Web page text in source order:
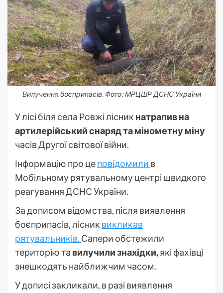
Вилучення боєприпасів. Фото: МРЦШР ДСНС України
У лісі біля села Ровжі лісник натрапив на
артилерійський снаряд та мінометну міну
часів Другої світової війни.
Інформацію про цеповідомили в
Мобільному рятувальному центрі швидкого
реагування ДСНС України.
За дописом відомства, після виявлення
боєприпасів, лісник викликав
рятувальників. Сапери обстежили
територію та вилучили знахідки,які фахівці
знешкодять найближчим часом.
У дописі закликали, в разі виявлення